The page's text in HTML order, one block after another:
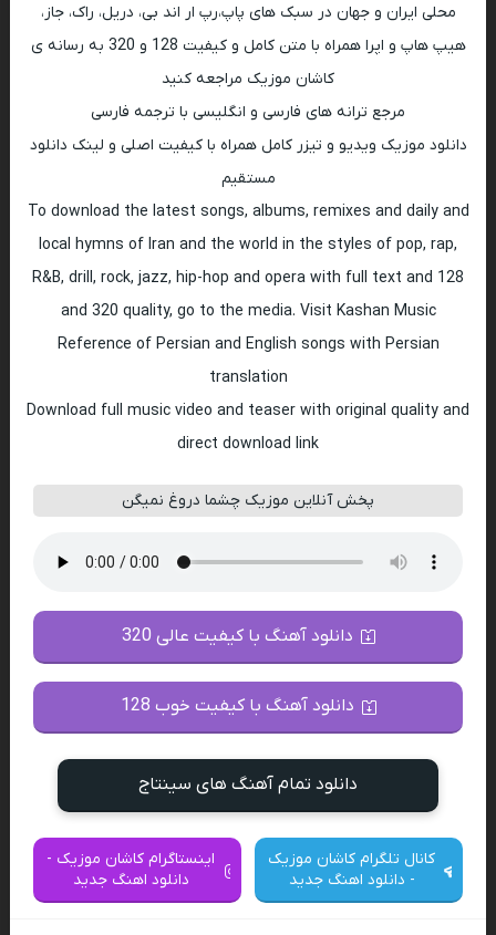
محلی ایران و جهان در سبک های پاپ،رپ ار اند بی، دریل، راک، جاز،
هیپ هاپ و اپرا همراه با متن کامل و کیفیت 128 و 320 به رسانه ی
کاشان موزیک مراجعه کنید
مرجع ترانه های فارسی و انگلیسی با ترجمه فارسی
دانلود موزیک ویدیو و تیزر کامل همراه با کیفیت اصلی و لینک دانلود
مستقیم
To download the latest songs, albums, remixes and daily and
local hymns of Iran and the world in the styles of pop, rap,
R&B, drill, rock, jazz, hip-hop and opera with full text and 128
and 320 quality, go to the media. Visit Kashan Music
Reference of Persian and English songs with Persian
translation
Download full music video and teaser with original quality and
direct download link
پخش آنلاین موزیک چشما دروغ نمیگن
دانلود آهنگ با کیفیت عالی 320
دانلود آهنگ با کیفیت خوب 128
دانلود تمام آهنگ های سینتاج
کانال تلگرام کاشان موزیک
- دانلود اهنگ جدید
اینستاگرام کاشان موزیک -
دانلود اهنگ جدید